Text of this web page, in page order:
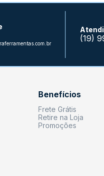
(19)
Benefícios
Frete Grátis
Retire na Loja
Promoções